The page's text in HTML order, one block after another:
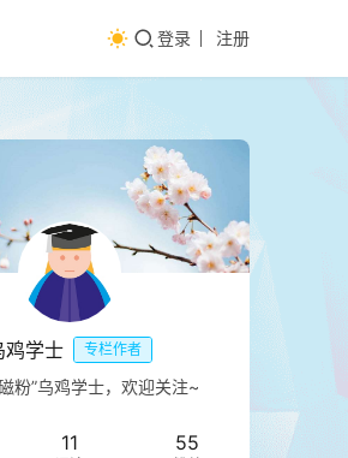
登录 注册
鸡学士 专栏作者
粉”乌鸡学士，欢迎关注~
11 55